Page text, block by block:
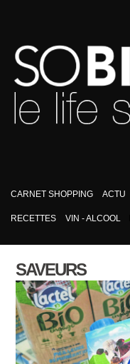
CARNET SHOPPING ACTU
RECETTES VIN - ALCOOL
SAVEURS